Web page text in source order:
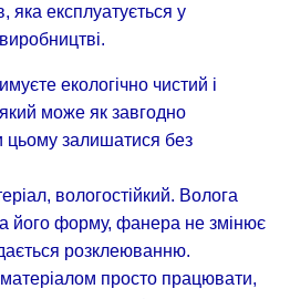
яка експлуатується у
екологічно чистий і
може як завгодно
цьому залишатися без
вологостійкий. Волога
його форму, фанера не змінює
розклеюванню.
просто працювати,